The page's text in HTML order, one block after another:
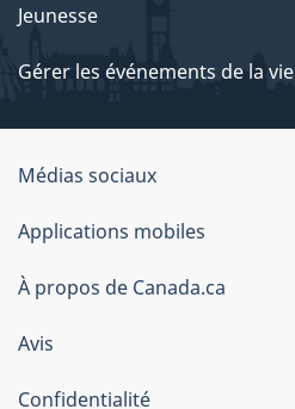
Jeunesse
Gérer les événements de la vie
Organisation
du
gouvernement
du
Canada
Médias sociaux
Applications mobiles
À propos de Canada.ca
Avis
Confidentialité